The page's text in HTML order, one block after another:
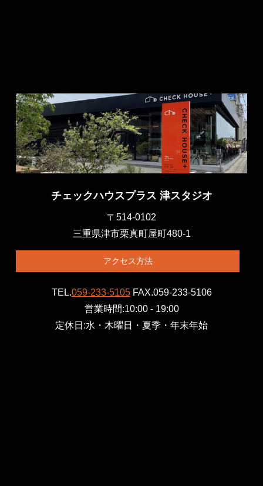
チェックハウスプラス 津スタジオ
〒514-0102
三重県津市栗真町屋町480-1
アクセス方法
TEL.059-233-5105 FAX.059-233-5106
営業時間:10:00 - 19:00
定休日:水・木曜日・夏季・年末年始